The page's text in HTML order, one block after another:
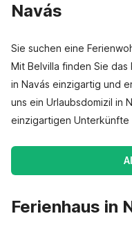
Navás
Sie suchen eine
Mit Belvilla finden Sie das
in Navás einzigartig und
uns ein Urlaubsdomizil in
einzigartigen Unterkünfte
Ferienhaus in